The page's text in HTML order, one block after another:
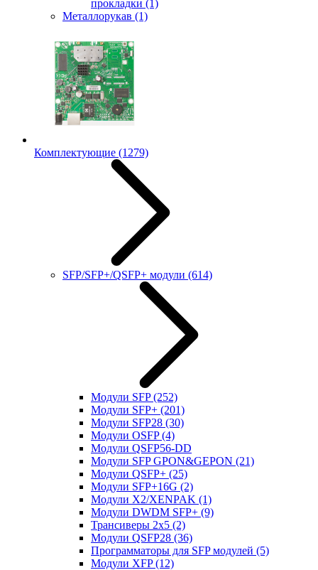
прокладки (1)
Металлорукав (1)
Комплектующие (1279)
SFP/SFP+/QSFP+ модули (614)
Модули SFP(252)
Модули SFP+ (201)
Модули SFP28 (30)
Модули OSFP(4)
Модули QSFP56-DD
Модули SFP GPON&GEPON (21)
Модули QSFP+ (25)
Модули SFP+16G (2)
Модули X2/XENPAK (1)
Модули DWDM SFP+ (9)
Трансиверы 2x5 (2)
Модули QSFP28 (36)
Программаторы для SFP модулей (5)
Модули XFP(12)